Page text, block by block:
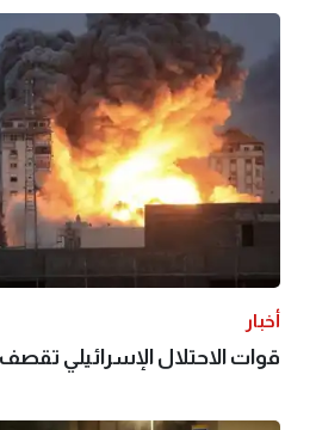
أخبار
قوات الاحتلال الإسرائيلي